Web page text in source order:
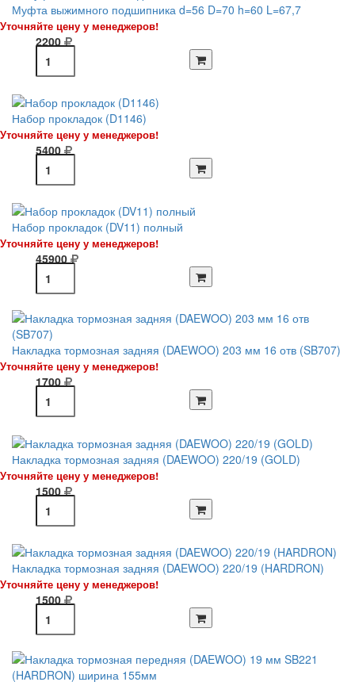
Муфта выжимного подшипника d=56 D=70 h=60 L=67,7
Уточняйте цену у менеджеров!
2200
Набор прокладок (D1146)
Уточняйте цену у менеджеров!
5400
Набор прокладок (DV11) полный
Уточняйте цену у менеджеров!
45900
Накладка тормозная задняя (DAEWOO) 203 мм 16 отв (SB707)
Уточняйте цену у менеджеров!
1700
Накладка тормозная задняя (DAEWOO) 220/19 (GOLD)
Уточняйте цену у менеджеров!
1500
Накладка тормозная задняя (DAEWOO) 220/19 (HARDRON)
Уточняйте цену у менеджеров!
1500